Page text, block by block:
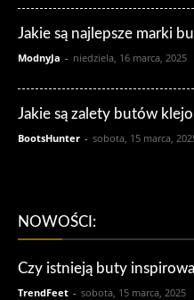
Jakie są najlepsze marki
ModnyJa - niedziela, 16 marca, 2025
Jakie są zalety butów
BootsHunter - sobota, 15 marca,
NOWOŚCI:
Czy istnieją buty
TrendFeet - sobota, 15 marca, 2025